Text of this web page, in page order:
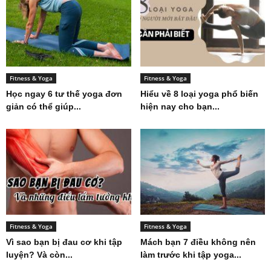
Fitness & Yoga
Học ngay 6 tư thế yoga đơn
giản có thể giúp...
Fitness & Yoga
Hiểu về 8 loại yoga phổ biến
hiện nay cho bạn...
Fitness & Yoga
Vì sao bạn bị đau cơ khi tập
luyện? Và còn...
Fitness & Yoga
Mách bạn 7 điều không nên
làm trước khi tập yoga...